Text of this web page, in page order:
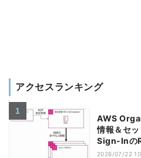
アクセスランキング
AWS
情報＆セ
Sign-Inの
Policy（
2026/07/22